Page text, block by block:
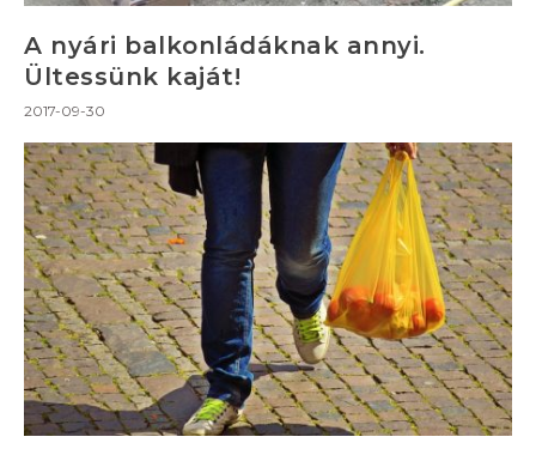
A nyári balkonládáknak annyi.
Ültessünk kaját!
2017-09-30